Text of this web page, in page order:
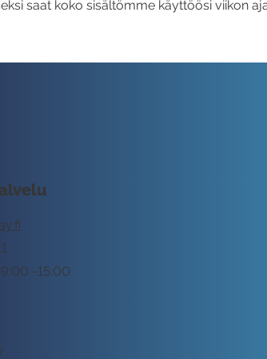
saat koko sisältömme käyttöösi viikon
-15:00